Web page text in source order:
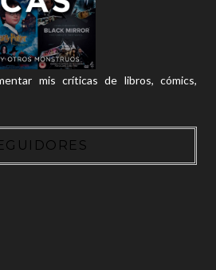
mis críticas de libros, cómics,